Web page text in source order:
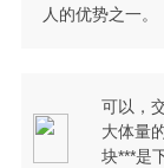
人的优势之一。
可以，
大体量
块***是